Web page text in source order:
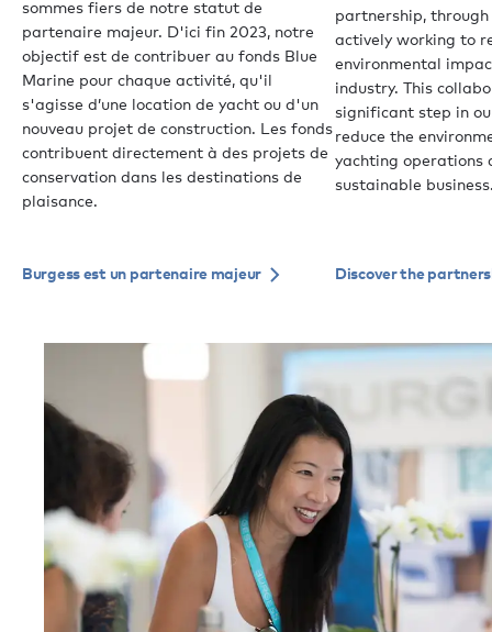
sommes fiers de notre statut de
partenaire majeur. D'ici fin 2023, notre
objectif est de contribuer au fonds Blue
Marine pour chaque activité, qu'il
s'agisse d’une location de yacht ou d'un
nouveau projet de construction. Les fonds
contribuent directement à des projets de
conservation dans les destinations de
plaisance.
Burgess est un partenaire majeur
partnership,
actively working to
environmental
industry. This
significant step in
reduce the
yachting operations
sustainable
Discover the